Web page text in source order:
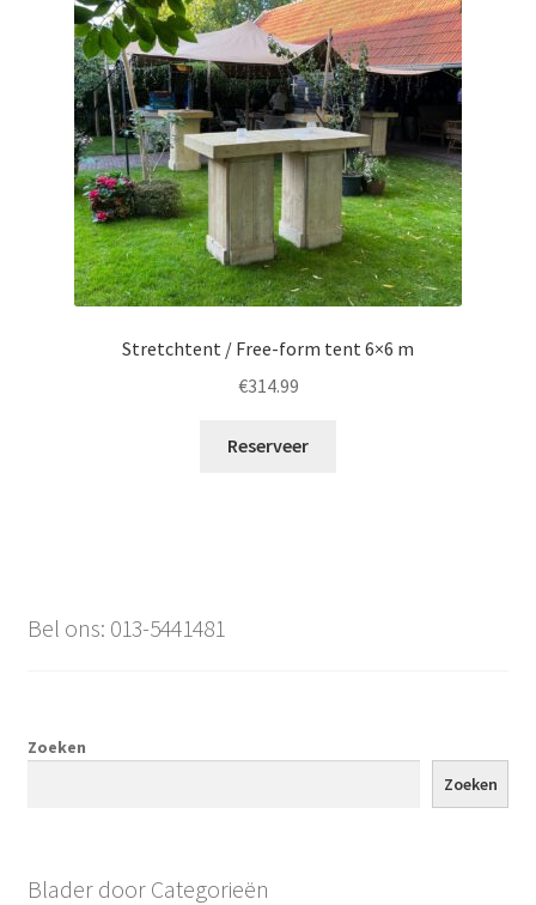
Stretchtent / Free-form tent 6×6 m
€314.99
Reserveer
Bel ons: 013-5441481
Zoeken
Zoeken
Blader door Categorieën